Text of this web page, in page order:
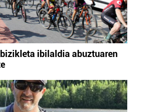
ibilaldia abuztuaren